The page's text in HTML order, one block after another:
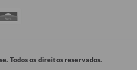
Todos os direitos reservados.